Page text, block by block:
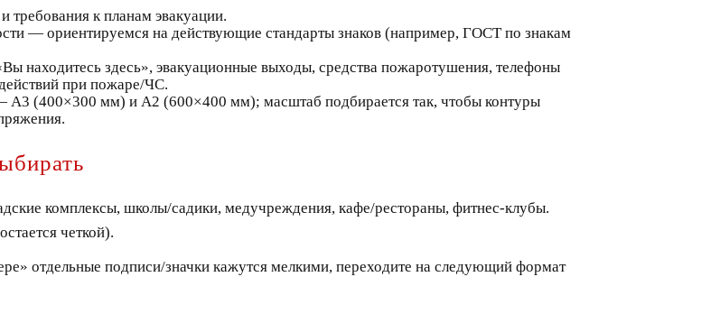
к планам эвакуации.
— ориентируемся на действующие стандарты знаков (например, ГОСТ по знакам
находитесь здесь», эвакуационные выходы, средства пожаротушения, телефоны
при пожаре/ЧС.
(400×300 мм) и А2 (600×400 мм); масштаб подбирается так, чтобы контуры
комплексы, школы/садики, медучреждения, кафе/рестораны, фитнес‑клубы.
четкой).
отдельные подписи/значки кажутся мелкими, переходите на следующий формат